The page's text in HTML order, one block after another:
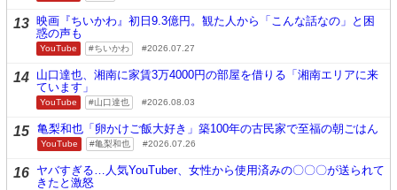
13 映画『ちいかわ』初日9.3億円。観た人から「こんな話なの」と困
惑の声も
YouTube ちいかわ 2026.07.27
14 山口達也、湘南に家賃3万4000円の部屋を借りる「湘南エリアに来
ています」
YouTube 山口達也 2026.08.03
15 亀梨和也「卵かけご飯大好き」築100年の古民家で至福の朝ごはん
YouTube 亀梨和也 2026.07.26
16 ヤバすぎる…人気YouTuber、女性から使用済みの〇〇〇が送られて
きたと激怒